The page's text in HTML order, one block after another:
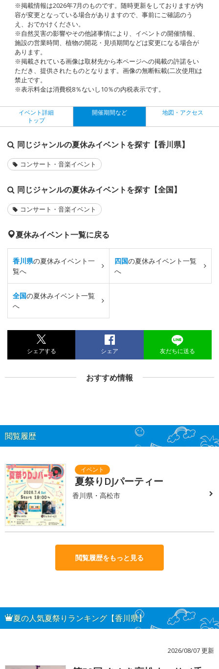
※掲載情報は2026年7月のものです。随時更新をしておりますが内
容が変更となっている場合がありますので、事前にご確認のう
え、おでかけください。
※自然災害の影響やその他諸事情により、イベントの開催情報、
施設の営業時間、植物の開花・見頃期間などは変更になる場合が
あります。
※掲載されている画像は取材先から本ページへの掲載の許諾をい
ただき、提供されたものとなります。画像の無断転載(二次使用)は
禁止です。
※表示料金は消費税8％ないし10％の内税表示です。
イベント詳細
トップ
開催期間など 地図・アクセス
同じジャンルの夏休みイベントを探す【香川県】
コンサート・音楽イベント
同じジャンルの夏休みイベントを探す【全国】
コンサート・音楽イベント
夏休みイベント一覧に戻る
香川県の夏休みイベント一
覧へ
四国の夏休みイベント一覧
へ
全国の夏休みイベント一覧
へ
シェアする シェア 友だちに送る
おすすめ情報
閲覧履歴
夏祭りDJパーティー
香川県・高松市
閲覧履歴をもっと見る
夏の人気夏祭りランキング【香川県】
2026/08/07 更新